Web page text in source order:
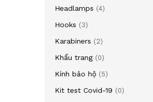
Headlamps (4)
Hooks (3)
Karabiners (2)
Khẩu trang (0)
Kính bảo hộ (5)
Kit test Covid-19 (0)